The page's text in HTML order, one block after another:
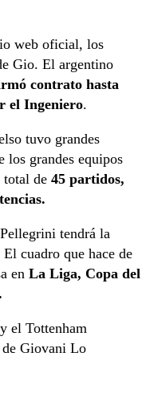
web oficial, los
Gio. El argentino
contrato hasta
el Ingeniero.
tuvo grandes
los grandes equipos
total de 45 partidos,
tendrá la
cuadro que hace de
en La Liga, Copa del
y el Tottenham
de Giovani Lo